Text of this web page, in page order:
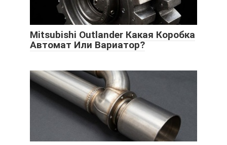
Mitsubishi Outlander Какая Коробка
Автомат Или Вариатор?